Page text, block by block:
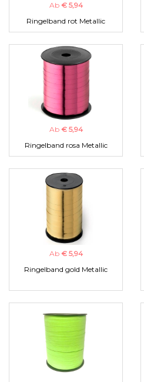
Ab € 5,94
Ringelband rot Metallic
Ab € 5,94
Ringelband rosa Metallic
Ab € 5,94
Ringelband gold Metallic